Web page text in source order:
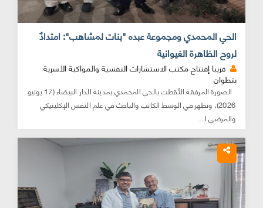
الحي المحمدي ومجموعة عبده "بنات لمشاهب": امتدادٌ
لروح الظاهرة الغيوانية
قريبا إفتتاح مكتب الاستشارات النفسية والمواكبة الأسرية
بتطوان
الصورة المرفقة التُقطت بالحي المحمدي بمدينة الدار البيضاء (17 يونيو
2026)، وتظهر في الوسط الكاتب والباحث في علم النفس الإكلينيكي
والمرضي ا...